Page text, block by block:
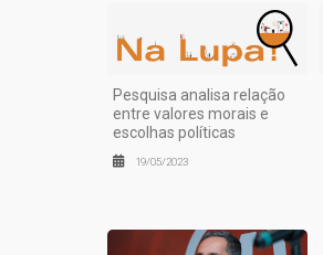
Pesquisa analisa relação
entre valores morais e
escolhas políticas
19/05/2023